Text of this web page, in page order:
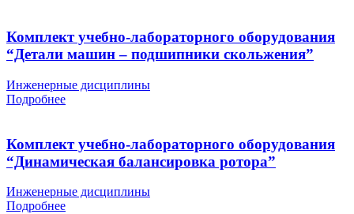
Комплект учебно-лабораторного оборудования
“Детали машин – подшипники скольжения”
Инженерные дисциплины
Подробнее
Комплект учебно-лабораторного оборудования
“Динамическая балансировка ротора”
Инженерные дисциплины
Подробнее